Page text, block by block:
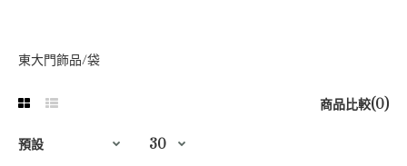
東大門飾品/袋
商品比較(0)